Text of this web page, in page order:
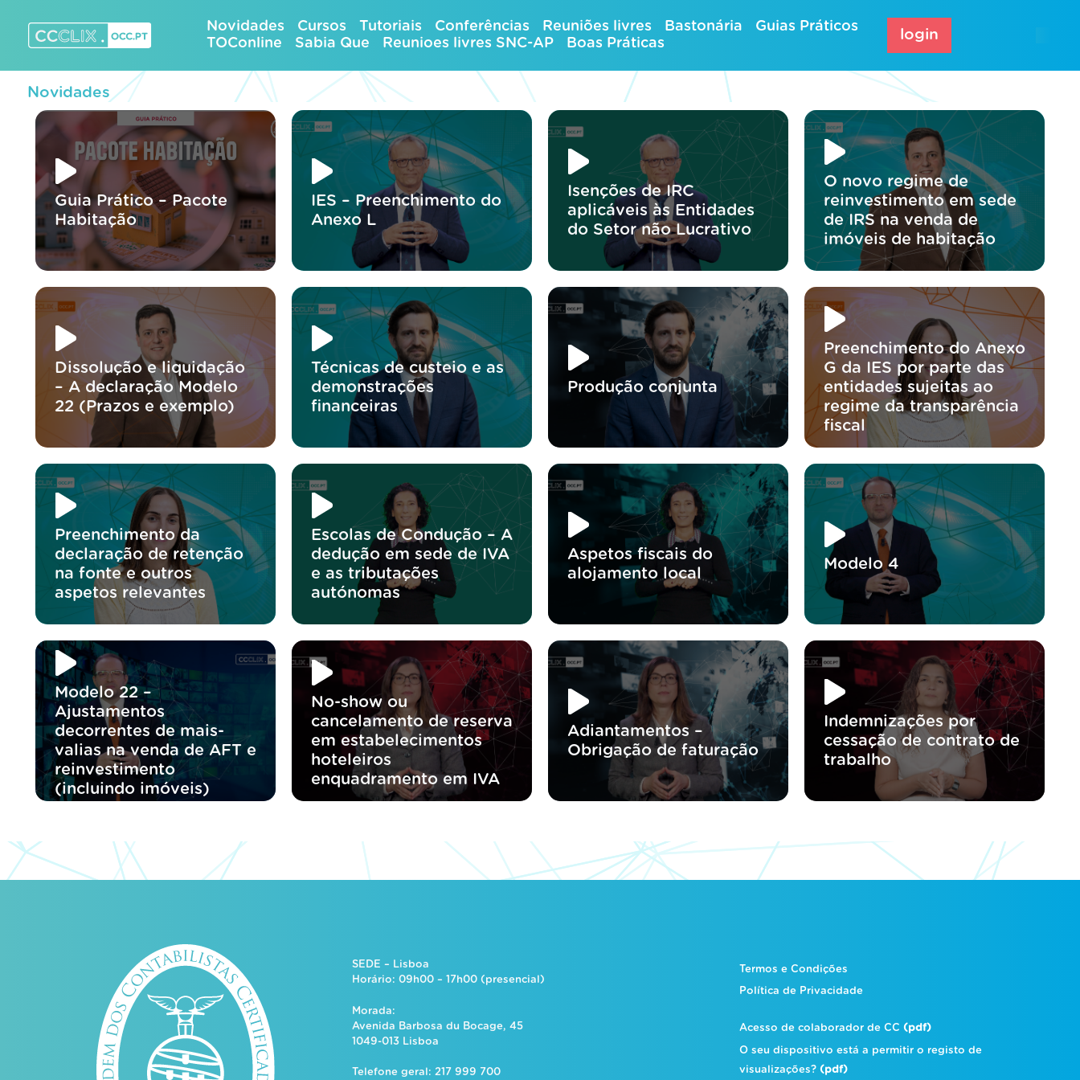
content
Novidades Cursos Tutoriais Conferências Reuniões livres Bastonária
Guias Práticos
TOConline
Sabia Que Reunioes livres SNC-AP Boas Práticas
login
Novidades
Guia Prático – Pacote
Habitação
IES – Preenchimento do
Anexo L
Isenções de IRC
aplicáveis às Entidades
do Setor não Lucrativo
O novo regime de
reinvestimento em sede
de IRS na venda de
imóveis de habitação
Dissolução e liquidação
– A declaração Modelo
22 (Prazos e exemplo)
Técnicas de custeio e as
demonstrações
financeiras
Produção conjunta
Preenchimento do Anexo
G da IES por parte das
entidades sujeitas ao
regime da transparência
fiscal
Preenchimento da
declaração de retenção
na fonte e outros
aspetos relevantes
Escolas de Condução – A
dedução em sede de IVA
e as tributações
autónomas
Aspetos fiscais do
alojamento local
Modelo 4
Modelo 22 –
Ajustamentos
decorrentes de mais-
valias na venda de AFT e
reinvestimento
(incluindo imóveis)
No-show ou
cancelamento de reserva
em estabelecimentos
hoteleiros
enquadramento em IVA
Adiantamentos –
Obrigação de faturação
Indemnizações por
cessação de contrato de
trabalho
SEDE – Lisboa
Horário: 09h00 – 17h00 (presencial)
Morada:
Avenida Barbosa du Bocage, 45
1049-013 Lisboa
Telefone geral: 217 999 700
Termos e Condições
Política de Privacidade
Acesso de colaborador de CC (pdf)
O seu dispositivo está a permitir o registo de
visualizações? (pdf)